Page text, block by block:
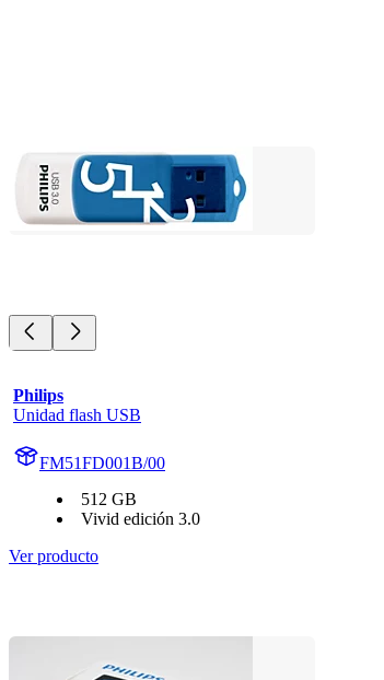
Philips
Unidad flash USB
FM51FD001B/00
512 GB
Vivid edición 3.0
Ver producto